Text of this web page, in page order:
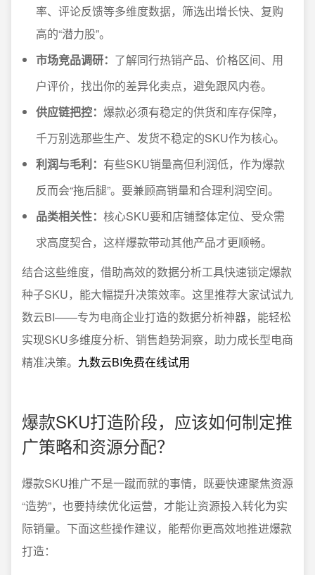
率、评论反馈等多维度数据，筛选出增长快、复购
高的“潜力股”。
市场竞品调研： 了解同行热销产品、价格区间、用
户评价，找出你的差异化卖点，避免跟风内卷。
供应链把控： 爆款必须有稳定的供货和库存保障，
千万别选那些生产、发货不稳定的SKU作为核心。
利润与毛利： 有些SKU销量高但利润低，作为爆款
反而会“拖后腿”。要兼顾高销量和合理利润空间。
品类相关性： 核心SKU要和店铺整体定位、受众需
求高度契合，这样爆款带动其他产品才更顺畅。
结合这些维度，借助高效的数据分析工具快速锁定爆款
种子SKU，能大幅提升决策效率。这里推荐大家试试九
数云BI——专为电商企业打造的数据分析神器，能轻松
实现SKU多维度分析、销售趋势洞察，助力成长型电商
精准决策。 九数云BI免费在线试用
爆款SKU打造阶段，应该如何制定推
广策略和资源分配？
爆款SKU推广不是一蹴而就的事情，既要快速聚焦资源
“造势”，也要持续优化运营，才能让资源投入转化为实
际销量。下面这些操作建议，能帮你更高效地推进爆款
打造：